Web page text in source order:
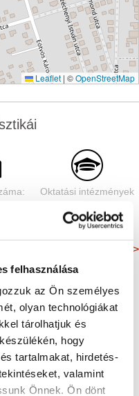
felhasználása
az Ön személyes
olyan technológiákat
tárolhatjuk és
hogy
tartalmakat, hirdetés-
valamint
Önnek. Ön dönt
Leaflet | ©OpenStreetMap
Oktatási intézmények
Még több adat >
Eladó ingatlan Tófej
Eladó ingatlan
Szentgyörgyvölgy
Eladó ingatlan